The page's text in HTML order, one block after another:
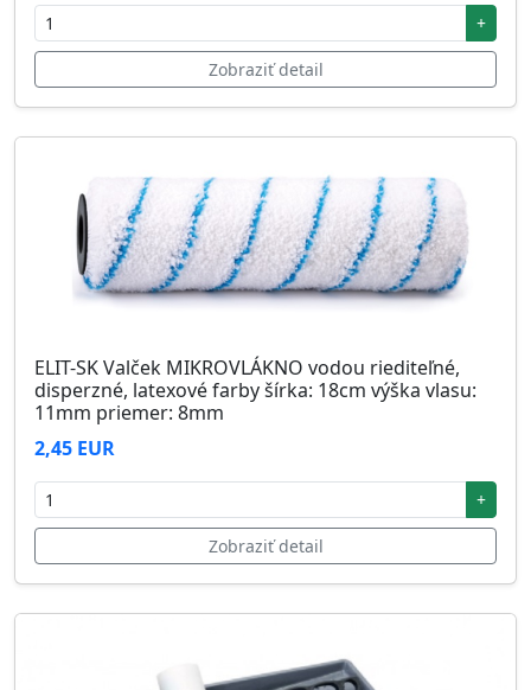
+
Zobraziť detail
ELIT-SK Valček MIKROVLÁKNO vodou riediteľné,
disperzné, latexové farby šírka: 18cm výška vlasu:
11mm priemer: 8mm
2,45 EUR
+
Zobraziť detail